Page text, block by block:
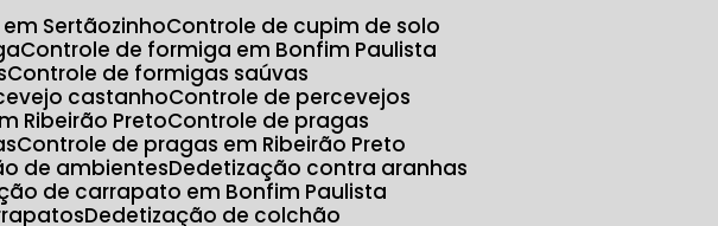
em Sertãozinho
Controle de cupim de solo
Controle de formiga em Bonfim Paulista
Controle de formigas saúvas
castanho
Controle de percevejos
Ribeirão Preto
Controle de pragas
Controle de pragas em Ribeirão Preto
de ambientes Dedetização contra aranhas
de carrapato em Bonfim Paulista
Dedetização de colchão